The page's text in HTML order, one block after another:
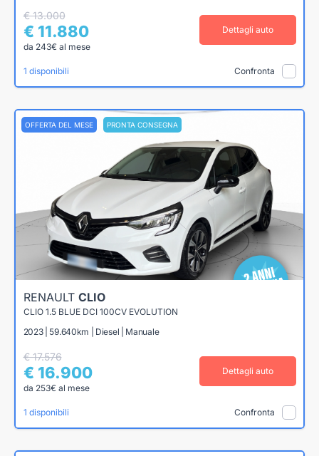
€ 13.000
€ 11.880
da 243€ al mese
Dettagli auto
1 disponibili Confronta
OFFERTA DEL MESE PRONTA CONSEGNA
RENAULT CLIO
CLIO 1.5 BLUE DCI 100CV EVOLUTION
2023 | 59.640km | Diesel | Manuale
€ 17.576
€ 16.900
da 253€ al mese
Dettagli auto
1 disponibili Confronta